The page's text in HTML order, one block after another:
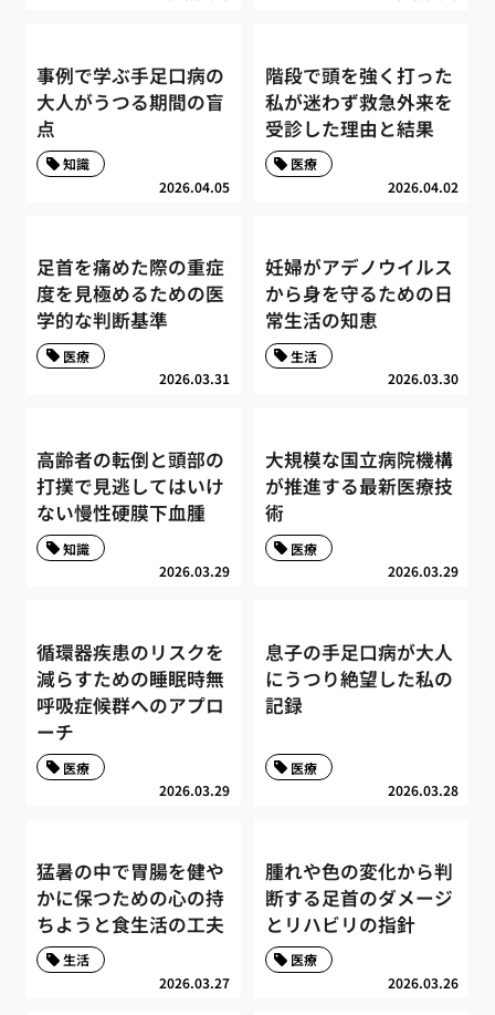
事例で学ぶ手足口病の
大人がうつる期間の盲
点
2026.04.05
知識
階段で頭を強く打った
私が迷わず救急外来を
受診した理由と結果
2026.04.02
医療
足首を痛めた際の重症
度を見極めるための医
学的な判断基準
2026.03.31
医療
妊婦がアデノウイルス
から身を守るための日
常生活の知恵
2026.03.30
生活
高齢者の転倒と頭部の
打撲で見逃してはいけ
ない慢性硬膜下血腫
2026.03.29
知識
大規模な国立病院機構
が推進する最新医療技
術
2026.03.29
医療
循環器疾患のリスクを
減らすための睡眠時無
呼吸症候群へのアプロ
ーチ
2026.03.29
医療
息子の手足口病が大人
にうつり絶望した私の
記録
2026.03.28
医療
猛暑の中で胃腸を健や
かに保つための心の持
ちようと食生活の工夫
2026.03.27
生活
腫れや色の変化から判
断する足首のダメージ
とリハビリの指針
2026.03.26
医療